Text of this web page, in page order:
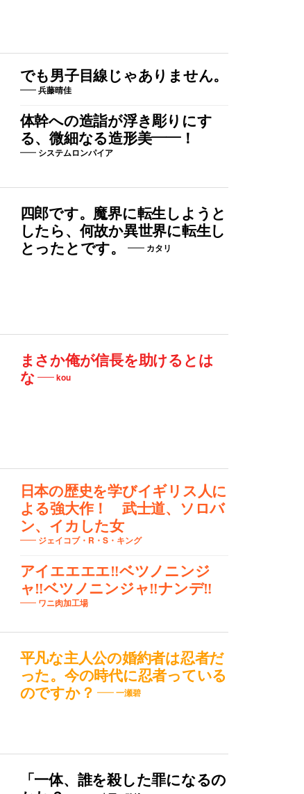
でも男子目線じゃありません。
兵藤晴佳
体幹への造詣が浮き彫りにす
る、微細なる造形美――！
システムロンパイア
四郎です。魔界に転生しようと
したら、何故か異世界に転生し
とったとです。
カタリ
まさか俺が信長を助けるとは
な
kou
日本の歴史を学びイギリス人に
よる強大作！ 武士道、ソロバ
ン、イカした女
ジェイコブ・R・S・キング
アイエエエエ‼︎ベツノニンジ
ャ‼︎ベツノニンジャ‼︎ナンデ‼︎
ワニ肉加工場
平凡な主人公の婚約者は忍者だ
った。今の時代に忍者っている
のですか？
一瀬碧
「一体、誰を殺した罪になるの